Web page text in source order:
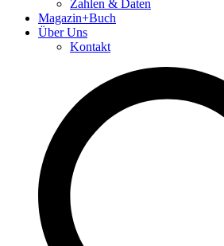
Zahlen & Daten
Magazin+Buch
Über Uns
Kontakt